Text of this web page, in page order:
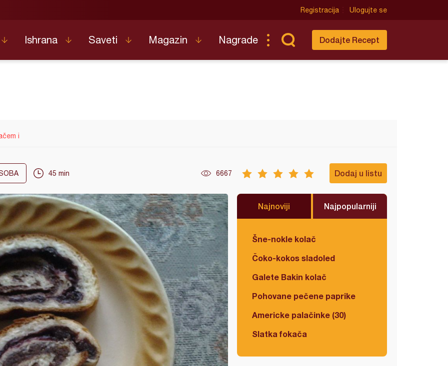
Registracija Ulogujte se
Ishrana Saveti Magazin Nagrade Dodajte Recept
i
45 min 6667 Dodaj u listu
Najnoviji Najpopularniji
Šne-nokle kolač
Čoko-kokos sladoled
Galete Bakin kolač
Pohovane pečene paprike
Americke palačinke (30)
Slatka fokača